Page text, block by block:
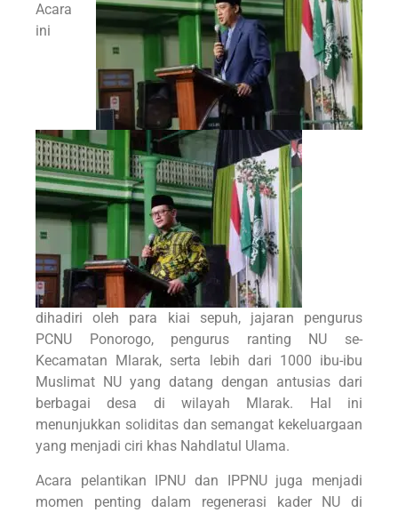
Acara
ini
dihadiri oleh para kiai sepuh, jajaran pengurus
PCNU Ponorogo, pengurus ranting NU se-
Kecamatan Mlarak, serta lebih dari 1000 ibu-ibu
Muslimat NU yang datang dengan antusias dari
berbagai desa di wilayah Mlarak. Hal ini
menunjukkan soliditas dan semangat kekeluargaan
yang menjadi ciri khas Nahdlatul Ulama.
Acara pelantikan IPNU dan IPPNU juga menjadi
momen penting dalam regenerasi kader NU di